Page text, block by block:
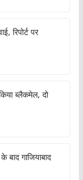
रिपोर्ट पर
ब्लैकमेल, दो
बाद गाजियाबाद